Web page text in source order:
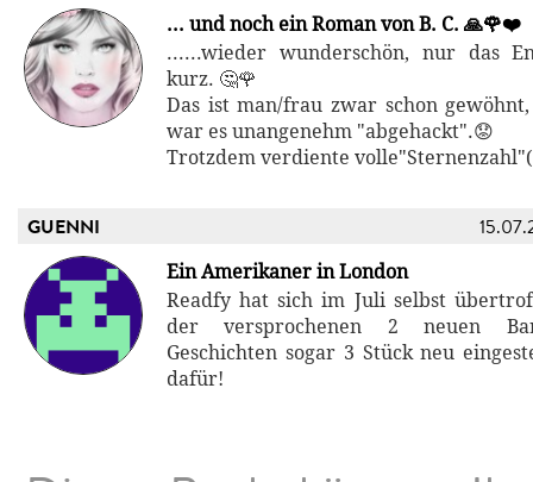
... und noch ein Roman von B. C. 🙏🌹❤️
......wieder wunderschön, nur das
kurz. 🤔🌹
Das ist man/frau zwar schon
war es unangenehm "abgehackt".😟
Trotzdem verdiente
GUENNI
Ein Amerikaner in London
Readfy hat sich im Juli selbst
der versprochenen 2 neuen
Geschichten sogar 3 Stück neu
dafür!